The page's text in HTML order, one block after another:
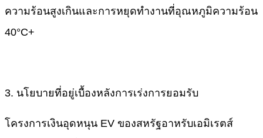
ความร้อนสูงเกินและการหยุดทำงานที่อุณหภูมิความร้อน
40°C+
3. นโยบายที่อยู่เบื้องหลังการเร่งการยอมรับ​
โครงการเงินอุดหนุน EV ของสหรัฐอาหรับเอมิเรตส์